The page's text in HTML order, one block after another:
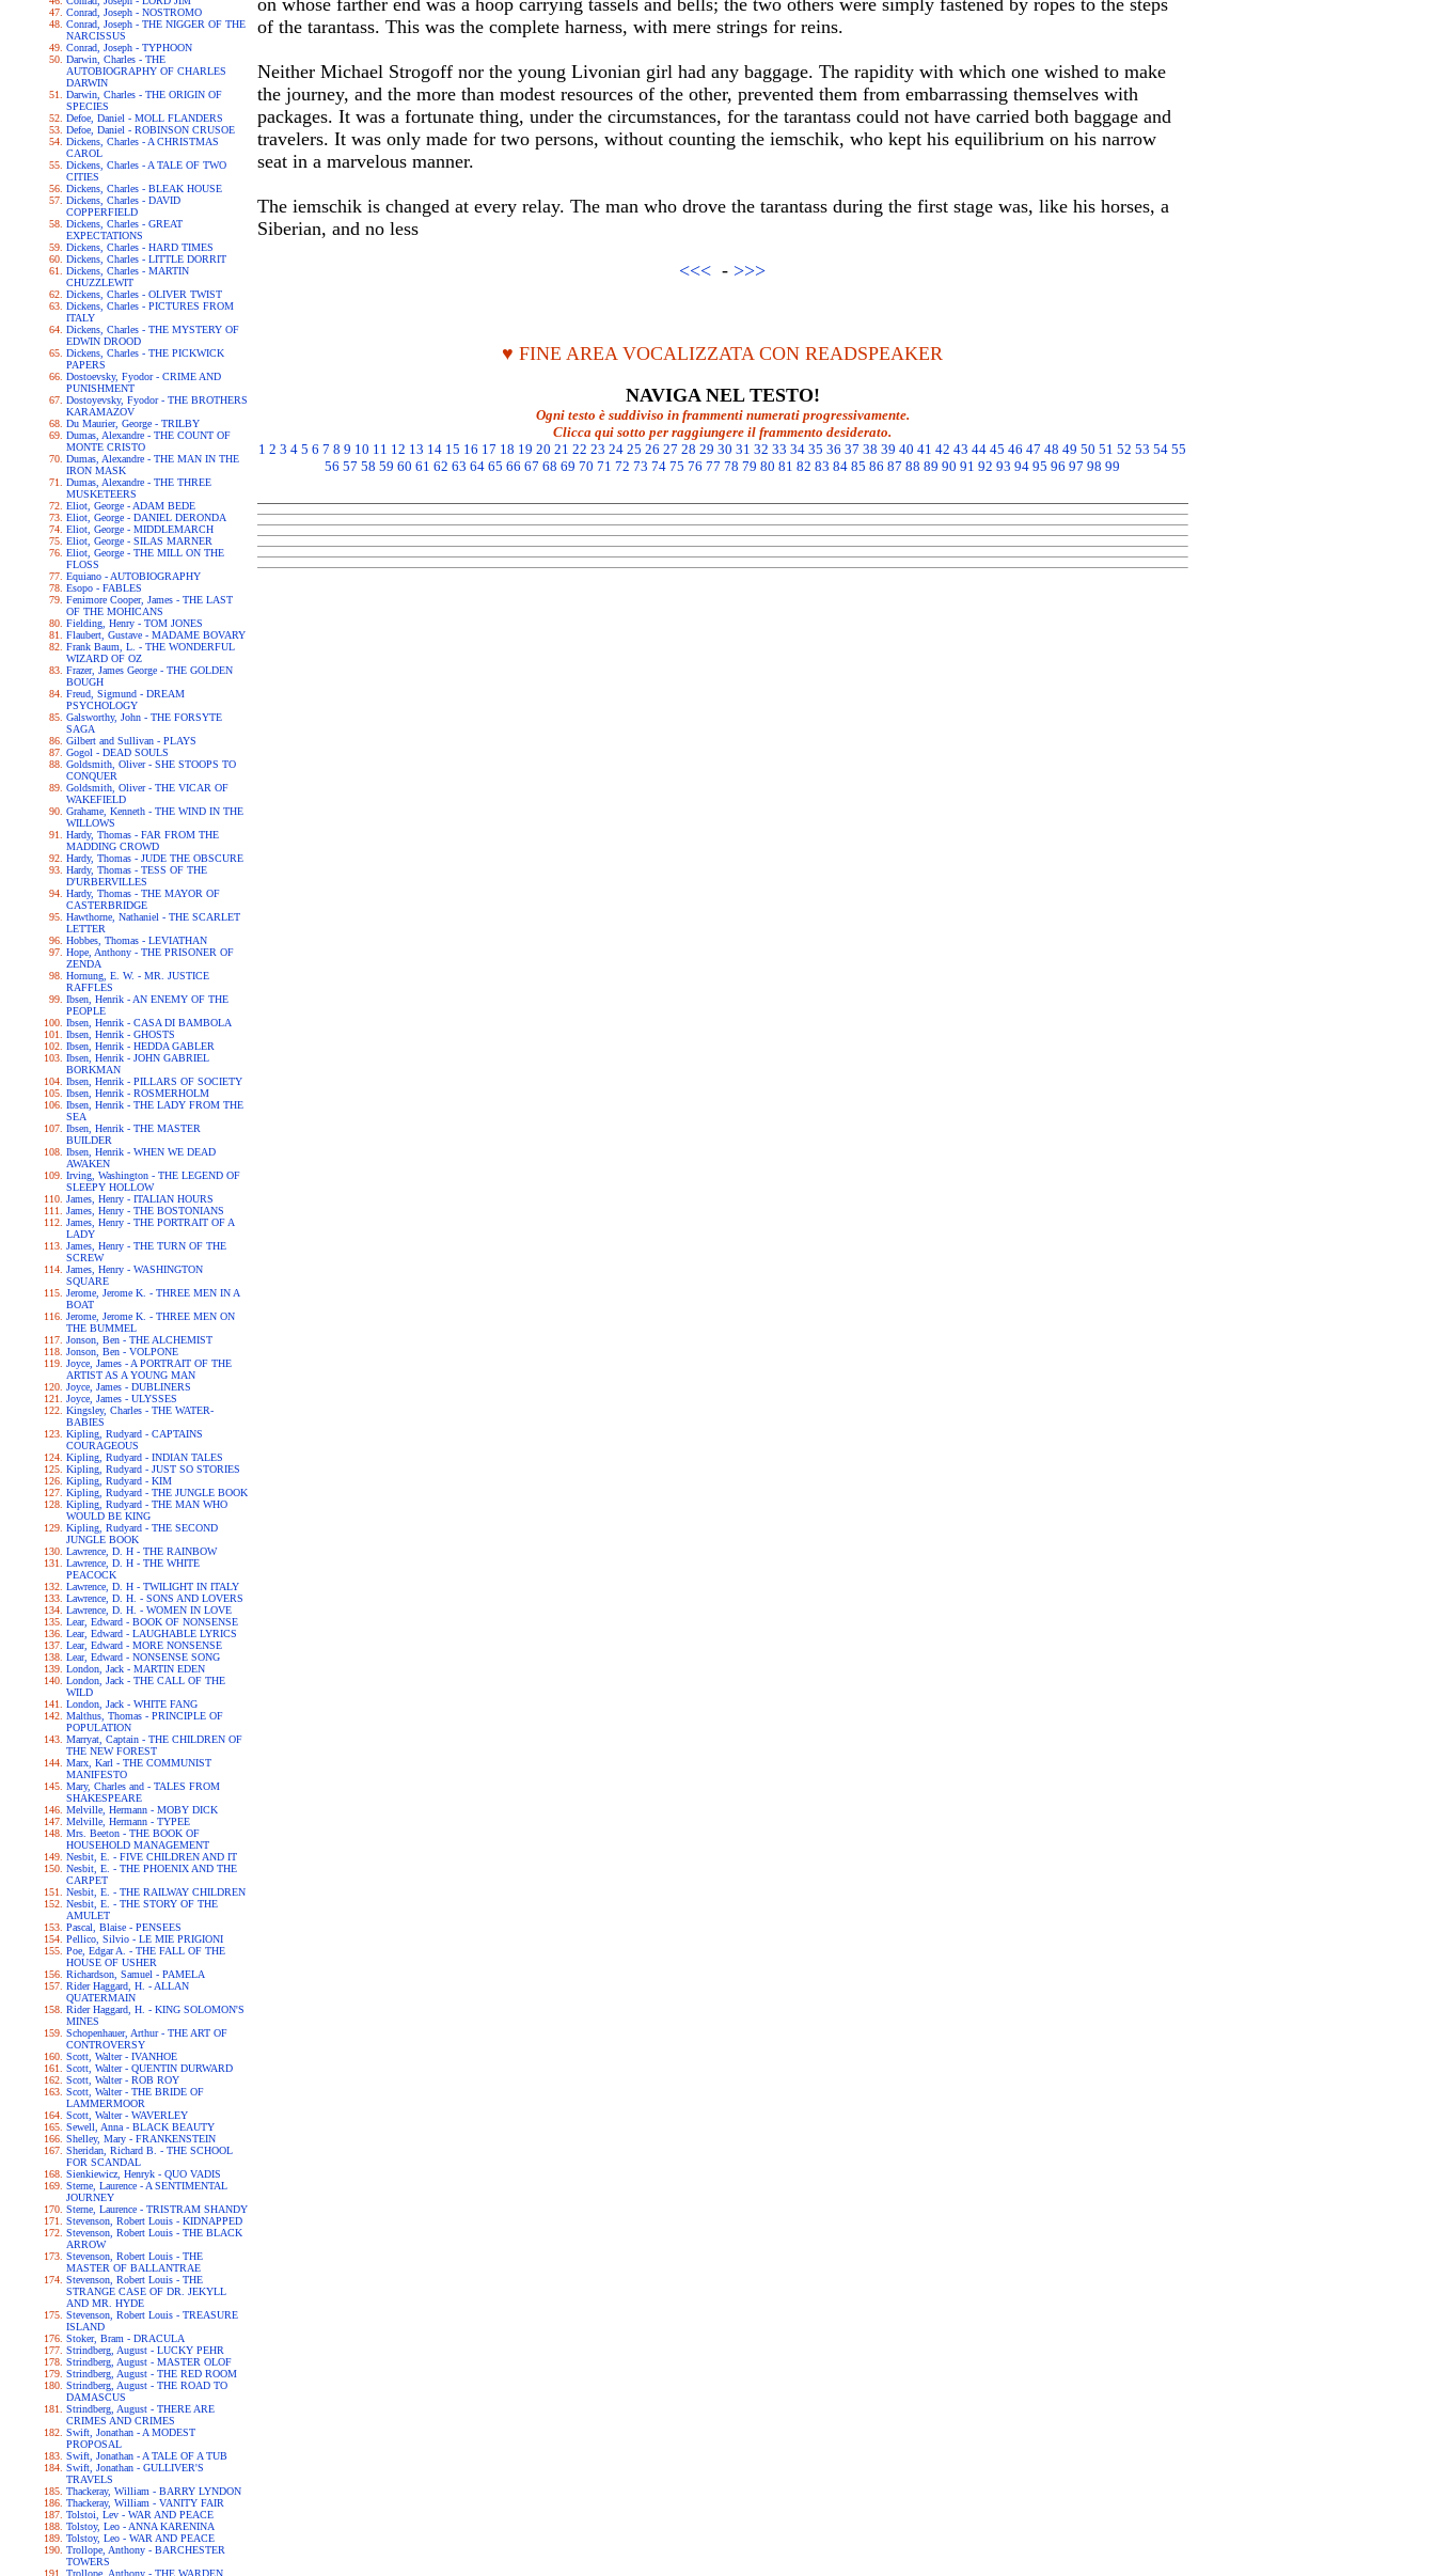
Conrad, Joseph - NOSTROMO
Conrad, Joseph - THE NIGGER OF THE
NARCISSUS
Conrad, Joseph - TYPHOON
Darwin, Charles - THE
AUTOBIOGRAPHY OF CHARLES
DARWIN
Darwin, Charles - THE ORIGIN OF
SPECIES
Defoe, Daniel - MOLL FLANDERS
Defoe, Daniel - ROBINSON CRUSOE
Dickens, Charles - A CHRISTMAS
CAROL
Dickens, Charles - A TALE OF TWO
CITIES
Dickens, Charles - BLEAK HOUSE
Dickens, Charles - DAVID
COPPERFIELD
Dickens, Charles - GREAT
EXPECTATIONS
Dickens, Charles - HARD TIMES
Dickens, Charles - LITTLE DORRIT
Dickens, Charles - MARTIN
CHUZZLEWIT
Dickens, Charles - OLIVER TWIST
Dickens, Charles - PICTURES FROM
ITALY
Dickens, Charles - THE MYSTERY OF
EDWIN DROOD
Dickens, Charles - THE PICKWICK
PAPERS
Dostoevsky, Fyodor - CRIME AND
PUNISHMENT
Dostoyevsky, Fyodor - THE BROTHERS
KARAMAZOV
Du Maurier, George - TRILBY
Dumas, Alexandre - THE COUNT OF
MONTE CRISTO
Dumas, Alexandre - THE MAN IN THE
IRON MASK
Dumas, Alexandre - THE THREE
MUSKETEERS
Eliot, George - ADAM BEDE
Eliot, George - DANIEL DERONDA
Eliot, George - MIDDLEMARCH
Eliot, George - SILAS MARNER
Eliot, George - THE MILL ON THE
FLOSS
Equiano - AUTOBIOGRAPHY
Esopo - FABLES
Fenimore Cooper, James - THE LAST
OF THE MOHICANS
Fielding, Henry - TOM JONES
Flaubert, Gustave - MADAME BOVARY
Frank Baum, L. - THE WONDERFUL
WIZARD OF OZ
Frazer, James George - THE GOLDEN
BOUGH
Freud, Sigmund - DREAM
PSYCHOLOGY
Galsworthy, John - THE FORSYTE
SAGA
Gilbert and Sullivan - PLAYS
Gogol - DEAD SOULS
Goldsmith, Oliver - SHE STOOPS TO
CONQUER
Goldsmith, Oliver - THE VICAR OF
WAKEFIELD
Grahame, Kenneth - THE WIND IN THE
WILLOWS
Hardy, Thomas - FAR FROM THE
MADDING CROWD
Hardy, Thomas - JUDE THE OBSCURE
Hardy, Thomas - TESS OF THE
D'URBERVILLES
Hardy, Thomas - THE MAYOR OF
CASTERBRIDGE
Hawthorne, Nathaniel - THE SCARLET
LETTER
Hobbes, Thomas - LEVIATHAN
Hope, Anthony - THE PRISONER OF
ZENDA
Hornung, E. W. - MR. JUSTICE
RAFFLES
Ibsen, Henrik - AN ENEMY OF THE
PEOPLE
Ibsen, Henrik - CASA DI BAMBOLA
Ibsen, Henrik - GHOSTS
Ibsen, Henrik - HEDDA GABLER
Ibsen, Henrik - JOHN GABRIEL
BORKMAN
Ibsen, Henrik - PILLARS OF SOCIETY
Ibsen, Henrik - ROSMERHOLM
Ibsen, Henrik - THE LADY FROM THE
SEA
Ibsen, Henrik - THE MASTER
BUILDER
Ibsen, Henrik - WHEN WE DEAD
AWAKEN
Irving, Washington - THE LEGEND OF
SLEEPY HOLLOW
James, Henry - ITALIAN HOURS
James, Henry - THE BOSTONIANS
James, Henry - THE PORTRAIT OF A
LADY
James, Henry - THE TURN OF THE
SCREW
James, Henry - WASHINGTON
SQUARE
Jerome, Jerome K. - THREE MEN IN A
BOAT
Jerome, Jerome K. - THREE MEN ON
THE BUMMEL
Jonson, Ben - THE ALCHEMIST
Jonson, Ben - VOLPONE
Joyce, James - A PORTRAIT OF THE
ARTIST AS A YOUNG MAN
Joyce, James - DUBLINERS
Joyce, James - ULYSSES
Kingsley, Charles - THE WATER-
BABIES
Kipling, Rudyard - CAPTAINS
COURAGEOUS
Kipling, Rudyard - INDIAN TALES
Kipling, Rudyard - JUST SO STORIES
Kipling, Rudyard - KIM
Kipling, Rudyard - THE JUNGLE BOOK
Kipling, Rudyard - THE MAN WHO
WOULD BE KING
Kipling, Rudyard - THE SECOND
JUNGLE BOOK
Lawrence, D. H - THE RAINBOW
Lawrence, D. H - THE WHITE
PEACOCK
Lawrence, D. H - TWILIGHT IN ITALY
Lawrence, D. H. - SONS AND LOVERS
Lawrence, D. H. - WOMEN IN LOVE
Lear, Edward - BOOK OF NONSENSE
Lear, Edward - LAUGHABLE LYRICS
Lear, Edward - MORE NONSENSE
Lear, Edward - NONSENSE SONG
London, Jack - MARTIN EDEN
London, Jack - THE CALL OF THE
WILD
London, Jack - WHITE FANG
Malthus, Thomas - PRINCIPLE OF
POPULATION
Marryat, Captain - THE CHILDREN OF
THE NEW FOREST
Marx, Karl - THE COMMUNIST
MANIFESTO
Mary, Charles and - TALES FROM
SHAKESPEARE
Melville, Hermann - MOBY DICK
Melville, Hermann - TYPEE
Mrs. Beeton - THE BOOK OF
HOUSEHOLD MANAGEMENT
Nesbit, E. - FIVE CHILDREN AND IT
Nesbit, E. - THE PHOENIX AND THE
CARPET
Nesbit, E. - THE RAILWAY CHILDREN
Nesbit, E. - THE STORY OF THE
AMULET
Pascal, Blaise - PENSEES
Pellico, Silvio - LE MIE PRIGIONI
Poe, Edgar A. - THE FALL OF THE
HOUSE OF USHER
Richardson, Samuel - PAMELA
Rider Haggard, H. - ALLAN
QUATERMAIN
Rider Haggard, H. - KING SOLOMON'S
MINES
Schopenhauer, Arthur - THE ART OF
CONTROVERSY
Scott, Walter - IVANHOE
Scott, Walter - QUENTIN DURWARD
Scott, Walter - ROB ROY
Scott, Walter - THE BRIDE OF
LAMMERMOOR
Scott, Walter - WAVERLEY
Sewell, Anna - BLACK BEAUTY
Shelley, Mary - FRANKENSTEIN
Sheridan, Richard B. - THE SCHOOL
FOR SCANDAL
Sienkiewicz, Henryk - QUO VADIS
Sterne, Laurence - A SENTIMENTAL
JOURNEY
Sterne, Laurence - TRISTRAM SHANDY
Stevenson, Robert Louis - KIDNAPPED
Stevenson, Robert Louis - THE BLACK
ARROW
Stevenson, Robert Louis - THE
MASTER OF BALLANTRAE
Stevenson, Robert Louis - THE
STRANGE CASE OF DR. JEKYLL
AND MR. HYDE
Stevenson, Robert Louis - TREASURE
ISLAND
Stoker, Bram - DRACULA
Strindberg, August - LUCKY PEHR
Strindberg, August - MASTER OLOF
Strindberg, August - THE RED ROOM
Strindberg, August - THE ROAD TO
DAMASCUS
Strindberg, August - THERE ARE
CRIMES AND CRIMES
Swift, Jonathan - A MODEST
PROPOSAL
Swift, Jonathan - A TALE OF A TUB
Swift, Jonathan - GULLIVER'S
TRAVELS
Thackeray, William - BARRY LYNDON
Thackeray, William - VANITY FAIR
Tolstoi, Lev - WAR AND PEACE
Tolstoy, Leo - ANNA KARENINA
Tolstoy, Leo - WAR AND PEACE
Trollope, Anthony - BARCHESTER
TOWERS
Trollope, Anthony - THE WARDEN
on whose farther end was a hoop carrying tassels and bells; the two others were simply fastened by ropes to the steps
of the tarantass. This was the complete harness, with mere strings for reins.
Neither Michael Strogoff nor the young Livonian girl had any baggage. The rapidity with which one wished to make
the journey, and the more than modest resources of the other, prevented them from embarrassing themselves with
packages. It was a fortunate thing, under the circumstances, for the tarantass could not have carried both baggage and
travelers. It was only made for two persons, without counting the iemschik, who kept his equilibrium on his narrow
seat in a marvelous manner.
The iemschik is changed at every relay. The man who drove the tarantass during the first stage was, like his horses, a
Siberian, and no less
<<< - >>>
♥ FINE AREA VOCALIZZATA CON READSPEAKER
NAVIGA NEL TESTO!
Ogni testo è suddiviso in frammenti numerati progressivamente.
Clicca qui sotto per raggiungere il frammento desiderato.
1 2 3 4 5 6 7 8 9 10 11 12 13 14 15 16 17 18 19 20 21 22 23 24 25 26 27 28 29 30 31 32 33 34 35 36 37 38 39 40 41 42 43 44 45 46 47 48 49 50 51 52 53 54 55
56 57 58 59 60 61 62 63 64 65 66 67 68 69 70 71 72 73 74 75 76 77 78 79 80 81 82 83 84 85 86 87 88 89 90 91 92 93 94 95 96 97 98 99